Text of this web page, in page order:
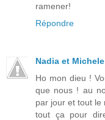
ramener!
Répondre
Nadia et Michele
Ho mon dieu !
que nous ! au
par jour et tout le
tout ça pour